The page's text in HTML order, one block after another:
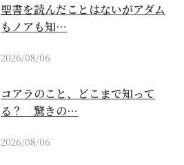
聖書を読んだことはないがアダム
もノアも知…
2026/08/06
コアラのこと、どこまで知って
る？ 驚きの…
2026/08/06